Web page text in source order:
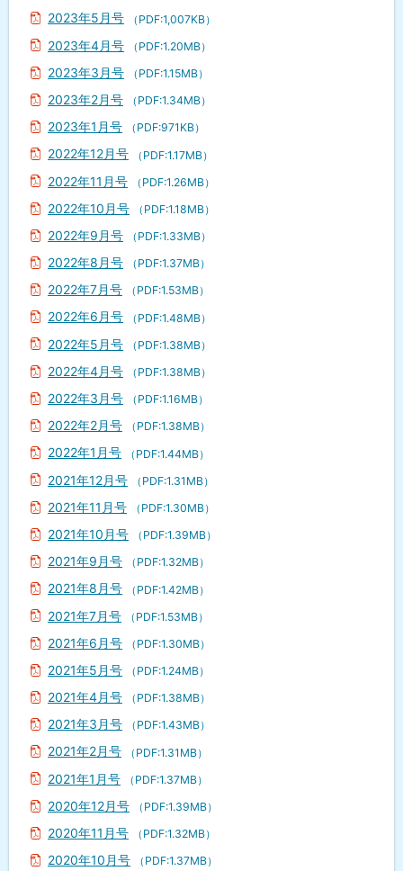
2023年5月号 （PDF:1,007KB）
2023年4月号 （PDF:1.20MB）
2023年3月号 （PDF:1.15MB）
2023年2月号 （PDF:1.34MB）
2023年1月号 （PDF:971KB）
2022年12月号 （PDF:1.17MB）
2022年11月号 （PDF:1.26MB）
2022年10月号 （PDF:1.18MB）
2022年9月号 （PDF:1.33MB）
2022年8月号 （PDF:1.37MB）
2022年7月号 （PDF:1.53MB）
2022年6月号 （PDF:1.48MB）
2022年5月号 （PDF:1.38MB）
2022年4月号 （PDF:1.38MB）
2022年3月号 （PDF:1.16MB）
2022年2月号 （PDF:1.38MB）
2022年1月号 （PDF:1.44MB）
2021年12月号 （PDF:1.31MB）
2021年11月号 （PDF:1.30MB）
2021年10月号 （PDF:1.39MB）
2021年9月号 （PDF:1.32MB）
2021年8月号 （PDF:1.42MB）
2021年7月号 （PDF:1.53MB）
2021年6月号 （PDF:1.30MB）
2021年5月号 （PDF:1.24MB）
2021年4月号 （PDF:1.38MB）
2021年3月号 （PDF:1.43MB）
2021年2月号 （PDF:1.31MB）
2021年1月号 （PDF:1.37MB）
2020年12月号 （PDF:1.39MB）
2020年11月号 （PDF:1.32MB）
2020年10月号 （PDF:1.37MB）